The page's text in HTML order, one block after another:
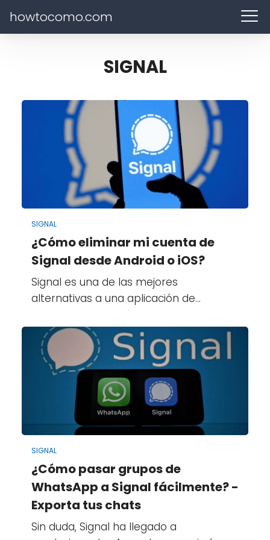
howtocomo.com
SIGNAL
SIGNAL
¿Cómo eliminar mi cuenta de
Signal desde Android o iOS?
Signal es una de las mejores
alternativas a una aplicación de…
SIGNAL
¿Cómo pasar grupos de
WhatsApp a Signal fácilmente? -
Exporta tus chats
Sin duda, Signal ha llegado a